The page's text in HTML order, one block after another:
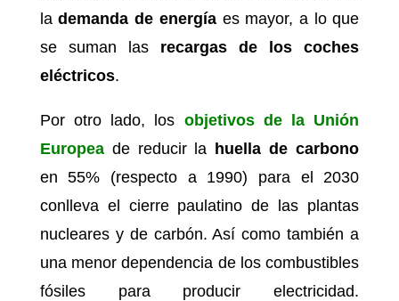
lademanda de energíaes mayor, a lo que
se suman las recargas de los coches
eléctricos.
Por otro lado, los objetivos de la Unión
Europeade reducir la huella de carbono
en 55% (respecto a 1990) para el 2030
conlleva el cierre paulatino de las plantas
nucleares y de carbón. Así como también a
una menor dependencia de los combustibles
fósiles para producir electricidad.